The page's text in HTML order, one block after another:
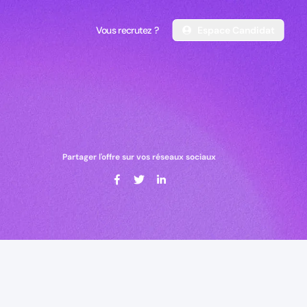
Vous recrutez ?
Vous recrutez ?
Partager l'offre sur vos réseaux sociaux